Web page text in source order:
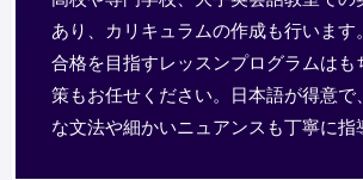
あり、カリキュラムの作成も行います
合格を目指すレッスンプログラムはも
策もお任せください。日本語が得意で
な文法や細かいニュアンスも丁寧に指